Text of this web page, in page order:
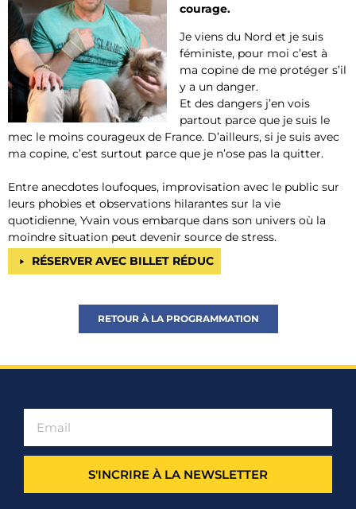
courage.
Je viens du Nord et je suis
féministe, pour moi c’est à
ma copine de me protéger s’il
y a un danger.
Et des dangers j’en vois
partout parce que je suis le
mec le moins courageux de France. D’ailleurs, si je suis avec
ma copine, c’est surtout parce que je n’ose pas la quitter.
Entre anecdotes loufoques, improvisation avec le public sur
leurs phobies et observations hilarantes sur la vie
quotidienne, Yvain vous embarque dans son univers où la
moindre situation peut devenir source de stress.
RÉSERVER AVEC BILLET RÉDUC
RETOUR À LA PROGRAMMATION
S'INCRIRE À LA NEWSLETTER